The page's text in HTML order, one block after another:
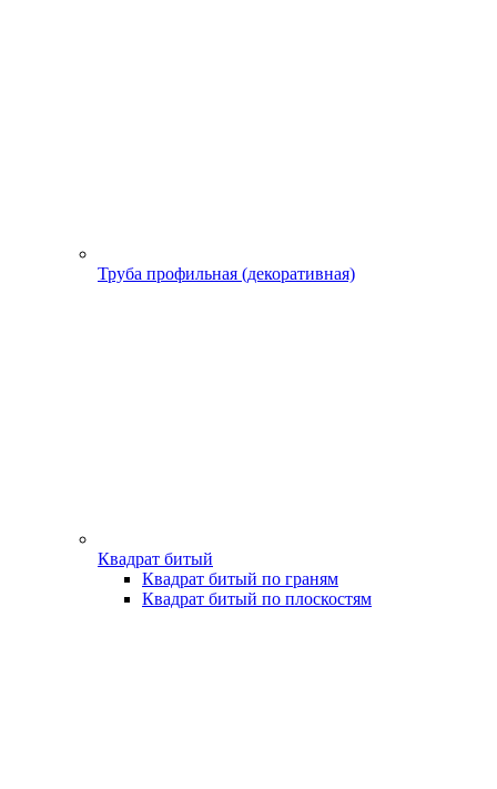
Труба профильная (декоративная)
Квадрат битый
Квадрат битый по граням
Квадрат битый по плоскостям